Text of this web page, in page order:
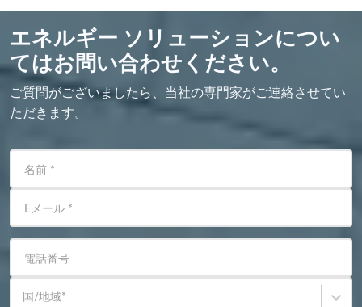
エネルギー ソリューションについ
てはお問い合わせください。
ご質問がございましたら、当社の専門家がご連絡させてい
ただきます。
名前 *
Eメール *
電話番号
国/地域*